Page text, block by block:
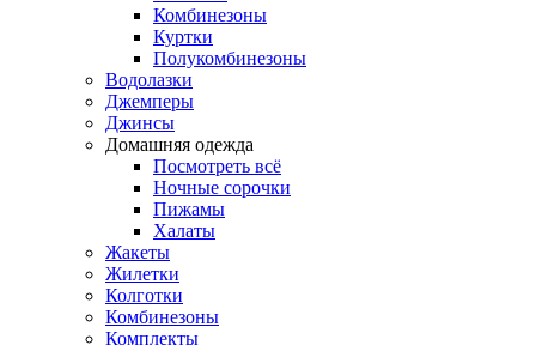
Комбинезоны
Куртки
Полукомбинезоны
Водолазки
Джемперы
Джинсы
Домашняя одежда
Посмотреть всё
Ночные сорочки
Пижамы
Халаты
Жакеты
Жилетки
Колготки
Комбинезоны
Комплекты